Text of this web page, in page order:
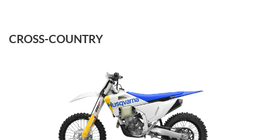
CROSS-COUNTRY